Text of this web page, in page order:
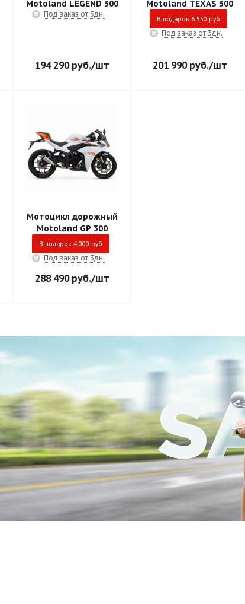
Motoland LEGEND 300
Под заказ от 3дн.
194 290руб./шт
Motoland TEXAS 300
В подарок 6 550 руб
Под заказ от 3дн.
201 990руб./шт
Мотоцикл дорожный
Motoland GP 300
В подарок 4 000 руб
Под заказ от 3дн.
288 490руб./шт